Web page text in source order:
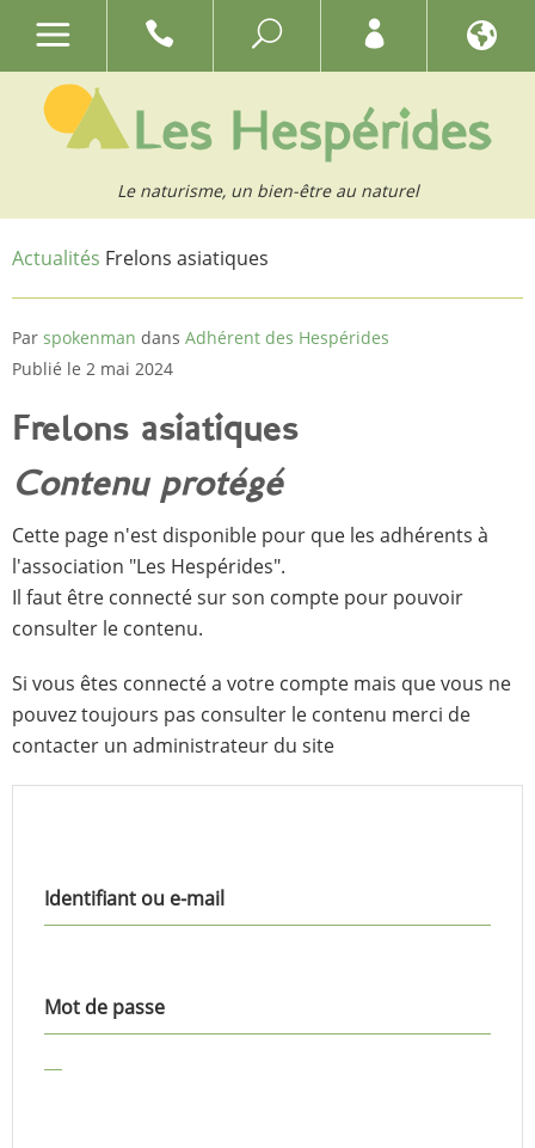
Le naturisme, un bien-être au naturel
Actualités Frelons asiatiques
Par spokenman dans Adhérent des Hespérides
Publié le 2 mai 2024
Frelons asiatiques
Contenu protégé
Cette page n'est disponible pour que les adhérents à
l'association "Les Hespérides".
Il faut être connecté sur son compte pour pouvoir
consulter le contenu.
Si vous êtes connecté a votre compte mais que vous ne
pouvez toujours pas consulter le contenu merci de
contacter un administrateur du site
Identifiant ou e-mail
Mot de passe